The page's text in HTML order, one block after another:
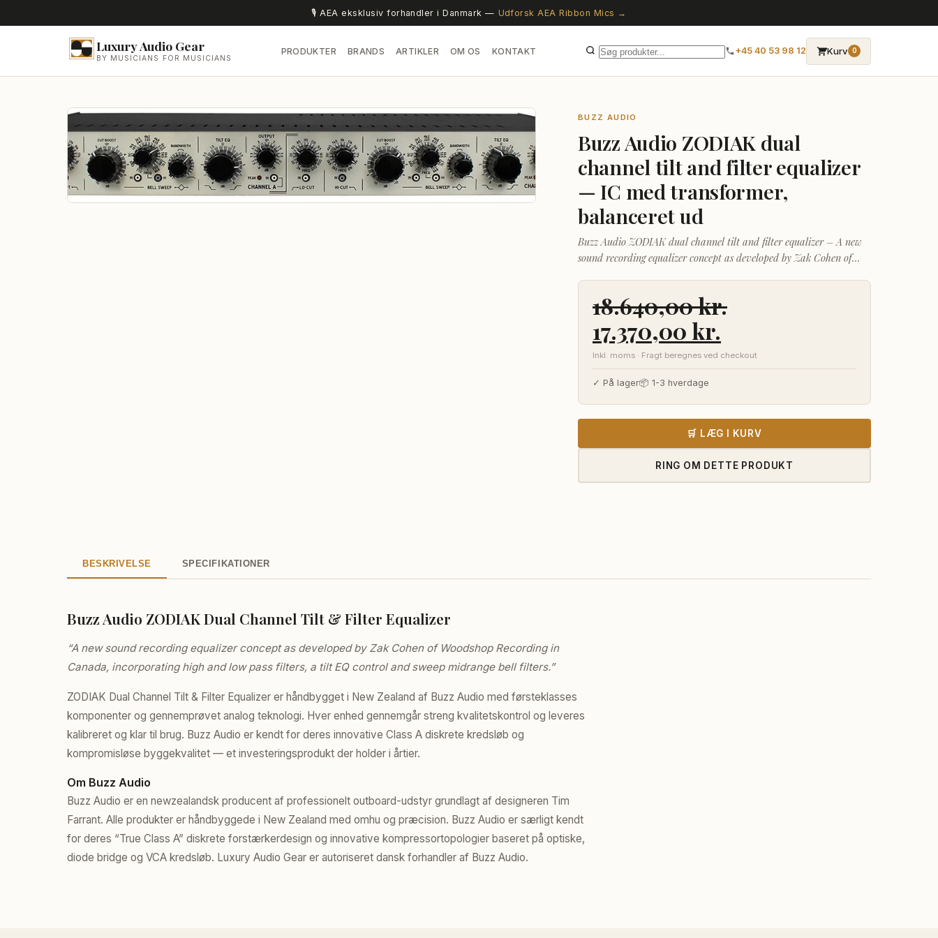
🎙️ AEA eksklusiv forhandler i Danmark — Udforsk AEA Ribbon Mics →
Luxury Audio Gear
BY MUSICIANS FOR MUSICIANS
PRODUKTER BRANDS ARTIKLER OM OS KONTAKT +45 40 53 98 12 Kurv 0
BUZZ AUDIO
Buzz Audio ZODIAK dual
channel tilt and filter equalizer
— IC med transformer,
balanceret ud
Buzz Audio ZODIAK dual channel tilt and filter equalizer – A new
sound recording equalizer concept as developed by Zak Cohen of
18.640,00kr.
Den
oprindelige
pris
var:
18.640,00 kr..
17.370,00 kr.
aktuelle
pris
er:
17.370,00 kr..
Inkl. moms · Fragt beregnes ved checkout
✓ På lager📦 1-3 hverdage
🛒 LÆG I KURV
RING OM DETTE PRODUKT
BESKRIVELSE SPECIFIKATIONER
Buzz Audio ZODIAK Dual Channel Tilt & Filter Equalizer
“A new sound recording equalizer concept as developed by Zak Cohen of Woodshop Recording in
Canada, incorporating high and low pass filters, a tilt EQ control and sweep midrange bell filters.”
ZODIAK Dual Channel Tilt & Filter Equalizer er håndbygget i New Zealand af Buzz Audio med førsteklasses
komponenter og gennemprøvet analog teknologi. Hver enhed gennemgår streng kvalitetskontrol og leveres
kalibreret og klar til brug. Buzz Audio er kendt for deres innovative Class A diskrete kredsløb og
kompromisløse byggekvalitet — et investeringsprodukt der holder i årtier.
Om Buzz Audio
Buzz Audio er en newzealandsk producent af professionelt outboard-udstyr grundlagt af designeren Tim
Farrant. Alle produkter er håndbyggede i New Zealand med omhu og præcision. Buzz Audio er særligt kendt
for deres “True Class A” diskrete forstærkerdesign og innovative kompressortopologier baseret på optiske,
diode bridge og VCA kredsløb. Luxury Audio Gear er autoriseret dansk forhandler af Buzz Audio.